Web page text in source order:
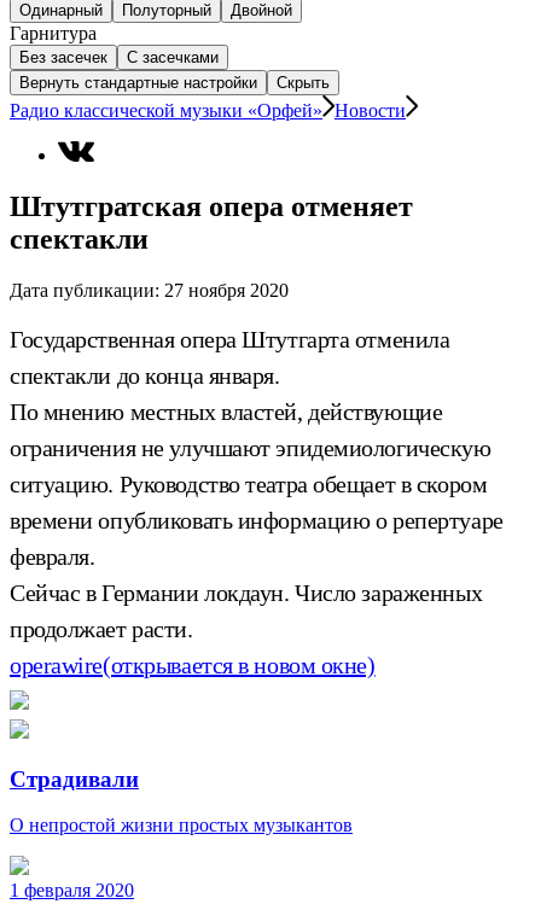
Одинарный Полуторный Двойной
Гарнитура
Без засечек
С засечками
Вернуть стандартные настройки
Скрыть
Радио классической музыки «Орфей» Новости
Штутгратская опера отменяет
спектакли
Дата публикации: 27 ноября 2020
Государственная опера Штутгарта отменила
спектакли до конца января.
По мнению местных властей, действующие
ограничения не улучшают эпидемиологическую
ситуацию. Руководство театра обещает в скором
времени опубликовать информацию о репертуаре
февраля.
Сейчас в Германии локдаун. Число зараженных
продолжает расти.
operawire(открывается в новом окне)
Страдивали
О непростой жизни простых музыкантов
1 февраля 2020